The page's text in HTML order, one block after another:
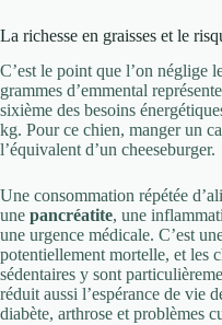
La richesse en graisses et le
C’est le point que l’on néglige
grammes d’emmental
sixième des besoins
kg. Pour ce chien, manger un
l’équivalent d’un cheeseburger.
Une consommation répétée
une pancréatite, une
une urgence médicale. C’est
potentiellement mortelle, et les
sédentaires y sont
réduit aussi l’espérance de vie
diabète, arthrose et problèmes